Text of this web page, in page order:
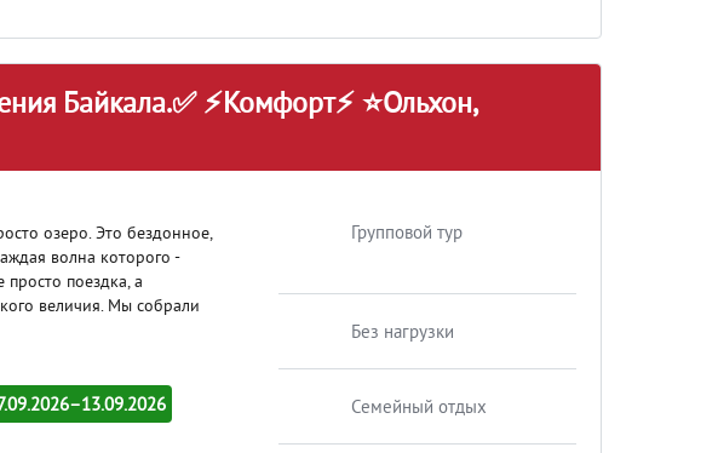
Байкала.✅ ⚡Комфорт⚡ ⭐Ольхон,
озеро. Это бездонное,
волна которого -
просто поездка, а
величия. Мы собрали
Групповой тур
Без нагрузки
Семейный отдых